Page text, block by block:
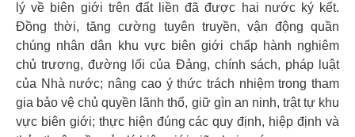
lý về biên giới trên đất liền đã được hai nước ký kết.
Đồng thời, tăng cường tuyên truyền, vận động quần
chúng nhân dân khu vực biên giới chấp hành nghiêm
chủ trương, đường lối của Đảng, chính sách, pháp luật
của Nhà nước; nâng cao ý thức trách nhiệm trong tham
gia bảo vệ chủ quyền lãnh thổ, giữ gìn an ninh, trật tự khu
vực biên giới; thực hiện đúng các quy định, hiệp định và